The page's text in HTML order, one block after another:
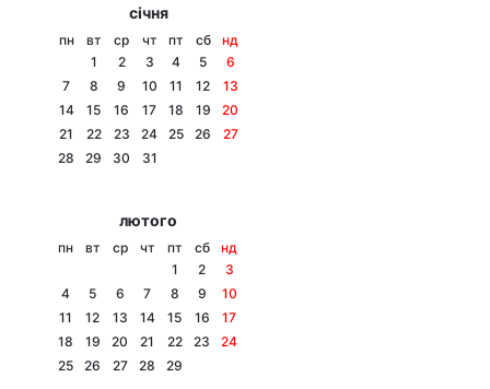
січня
пн вт ср чт пт сб
нд
1
2 3 4 5
6
7
8 9 10 11 12
13
14
15 16 17 18 19
20
21
22 23 24 25 26
27
28
29 30 31
лютого
пн вт ср чт пт сб
нд
1
2
3
4
5 6 7 8 9
10
11
12 13 14 15 16
17
18
19 20 21 22 23
24
25
26 27 28 29